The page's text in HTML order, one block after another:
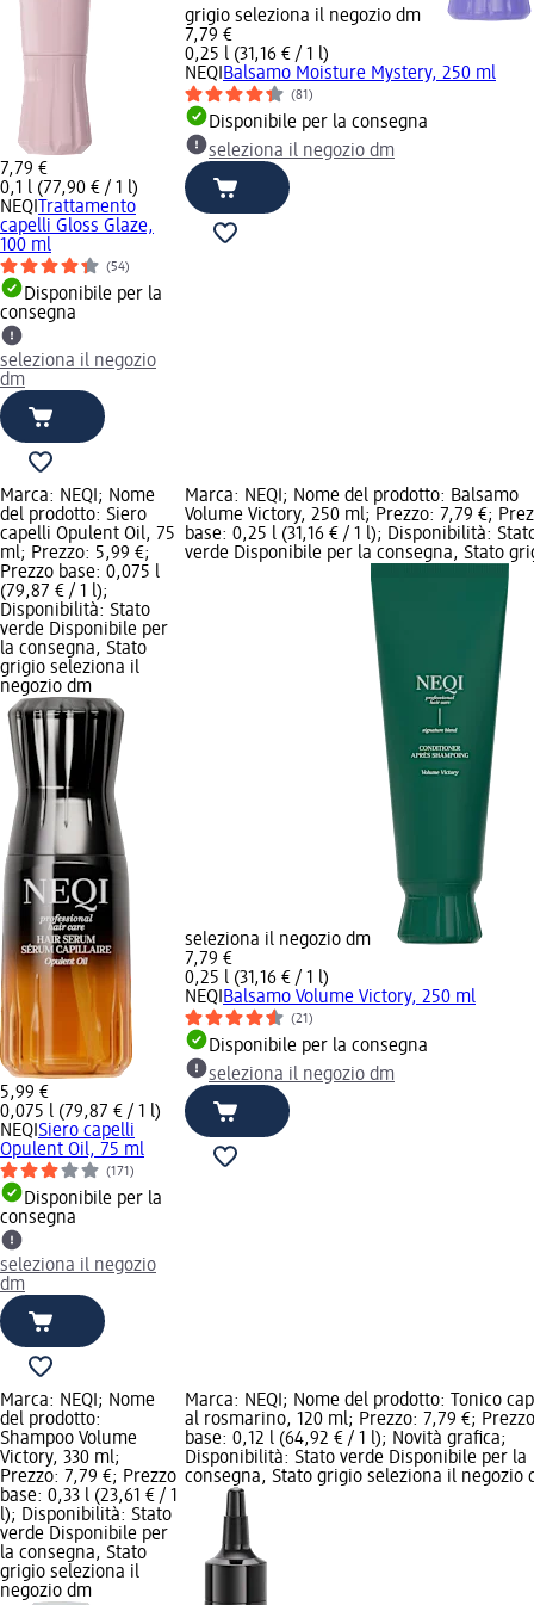
7,79 €
0,1 l (77,90 € / 1 l)
NEQI
Trattamento
capelli Gloss Glaze,
100 ml
(54)
Disponibile per la
consegna
seleziona il negozio
dm
grigio seleziona il negozio dm
7,79 €
0,25 l (31,16 € / 1 l)
NEQI Balsamo Moisture Mystery, 250 ml
(81)
Disponibile per la consegna
seleziona il negozio dm
Marca: NEQI; Nome
del prodotto: Siero
capelli Opulent Oil, 75
ml; Prezzo: 5,99 €;
Prezzo base: 0,075 l
(79,87 € / 1 l);
Disponibilità: Stato
verde Disponibile per
la consegna, Stato
grigio seleziona il
negozio dm
5,99 €
0,075 l (79,87 € / 1 l)
NEQI Siero capelli
Opulent Oil, 75 ml
(171)
Disponibile per la
consegna
seleziona il negozio
dm
Marca: NEQI; Nome del prodotto: Balsamo
Volume Victory, 250 ml; Prezzo: 7,79 €;
base: 0,25 l (31,16 € / 1 l); Disponibilità:
verde Disponibile per la consegna, Stato
seleziona il negozio dm
7,79 €
0,25 l (31,16 € / 1 l)
NEQI Balsamo Volume Victory, 250 ml
(21)
Disponibile per la consegna
seleziona il negozio dm
Marca: NEQI; Nome
del prodotto:
Shampoo Volume
Victory, 330 ml;
Prezzo: 7,79 €; Prezzo
base: 0,33 l (23,61 € / 1
l); Disponibilità: Stato
verde Disponibile per
la consegna, Stato
grigio seleziona il
negozio dm
Marca: NEQI; Nome del prodotto: Tonico
al rosmarino, 120 ml; Prezzo: 7,79 €; Prezzo
base: 0,12 l (64,92 € / 1 l); Novità grafica;
Disponibilità: Stato verde Disponibile per la
consegna, Stato grigio seleziona il negozio